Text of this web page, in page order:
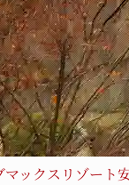
マックスリゾート